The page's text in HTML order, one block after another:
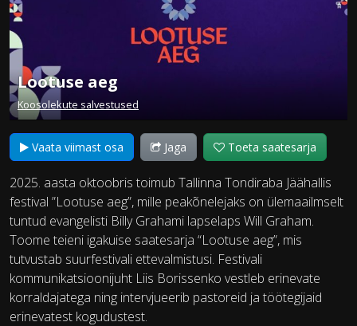
Lootuse aeg
Koosolekute salvestused
Vaata viimast osa Jaga Toeta saatesarja
2025. aasta oktoobris toimub Tallinna Tondiraba Jäähallis
festival ”Lootuse aeg”, mille peakõnelejaks on ülemaailmselt
tuntud evangelisti Billy Grahami lapselaps Will Graham.
Toome teieni igakuise saatesarja “Lootuse aeg”, mis
tutvustab suurfestivali ettevalmistusi. Festivali
kommunikatsioonijuht Liis Borissenko vestleb erinevate
korraldajatega ning intervjueerib pastoreid ja töötegijaid
erinevatest kogudustest.